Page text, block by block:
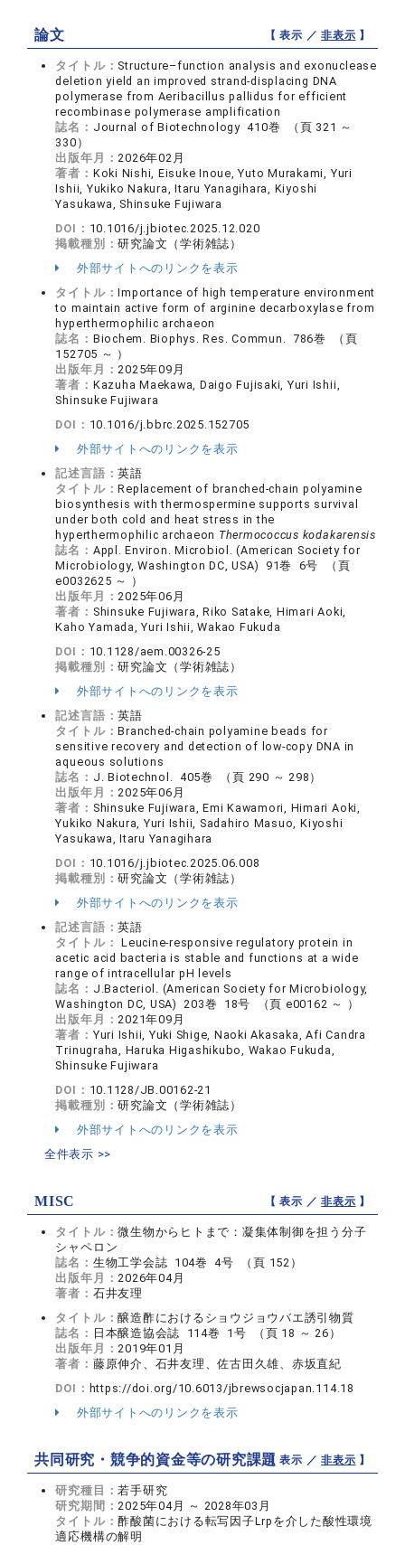
論文 【 表示 ／非表示 】
タイトル： Structure–function analysis and exonuclease
deletion yield an improved strand-displacing DNA
polymerase from Aeribacillus pallidus for efficient
recombinase polymerase amplification
誌名： Journal of Biotechnology 410巻 （頁 321 ～
330）
出版年月：2026年02月
著者： Koki Nishi, Eisuke Inoue, Yuto Murakami, Yuri
Ishii, Yukiko Nakura, Itaru Yanagihara, Kiyoshi
Yasukawa, Shinsuke Fujiwara
DOI： 10.1016/j.jbiotec.2025.12.020
掲載種別：研究論文（学術雑誌）
外部サイトへのリンクを表示
タイトル：Importance of high temperature environment
to maintain active form of arginine decarboxylase from
hyperthermophilic archaeon
誌名： Biochem. Biophys. Res. Commun. 786巻 （頁
152705 ～ ）
出版年月：2025年09月
著者： Kazuha Maekawa, Daigo Fujisaki, Yuri Ishii,
Shinsuke Fujiwara
DOI： 10.1016/j.bbrc.2025.152705
外部サイトへのリンクを表示
記述言語：英語
タイトル：Replacement of branched-chain polyamine
biosynthesis with thermospermine supports survival
under both cold and heat stress in the
hyperthermophilic archaeon Thermococcus kodakarensis
誌名： Appl. Environ. Microbiol. (American Society for
Microbiology, Washington DC, USA) 91巻 6号 （頁
e0032625 ～ ）
出版年月：2025年06月
著者： Shinsuke Fujiwara, Riko Satake, Himari Aoki,
Kaho Yamada, Yuri Ishii, Wakao Fukuda
DOI： 10.1128/aem.00326-25
掲載種別：研究論文（学術雑誌）
外部サイトへのリンクを表示
記述言語：英語
タイトル：Branched-chain polyamine beads for
sensitive recovery and detection of low-copy DNA in
aqueous solutions
誌名： J. Biotechnol. 405巻 （頁 290 ～ 298）
出版年月：2025年06月
著者： Shinsuke Fujiwara, Emi Kawamori, Himari Aoki,
Yukiko Nakura, Yuri Ishii, Sadahiro Masuo, Kiyoshi
Yasukawa, Itaru Yanagihara
DOI： 10.1016/j.jbiotec.2025.06.008
掲載種別：研究論文（学術雑誌）
外部サイトへのリンクを表示
記述言語：英語
タイトル： Leucine-responsive regulatory protein in
acetic acid bacteria is stable and functions at a wide
range of intracellular pH levels
誌名： J.Bacteriol. (American Society for Microbiology,
Washington DC, USA) 203巻 18号 （頁 e00162 ～ ）
出版年月：2021年09月
著者： Yuri Ishii, Yuki Shige, Naoki Akasaka, Afi Candra
Trinugraha, Haruka Higashikubo, Wakao Fukuda,
Shinsuke Fujiwara
DOI： 10.1128/JB.00162-21
掲載種別：研究論文（学術雑誌）
外部サイトへのリンクを表示
全件表示 >>
MISC 【 表示 ／非表示 】
タイトル：微生物からヒトまで：凝集体制御を担う分子
シャペロン
誌名： 生物工学会誌 104巻 4号 （頁 152）
出版年月：2026年04月
著者： 石井友理
タイトル：醸造酢におけるショウジョウバエ誘引物質
誌名： 日本醸造協会誌 114巻 1号 （頁 18 ～ 26）
出版年月：2019年01月
著者： 藤原伸介、石井友理、佐古田久雄、赤坂直紀
DOI： https://doi.org/10.6013/jbrewsocjapan.114.18
外部サイトへのリンクを表示
共同研究・競争的資金等の研究課題【 表示 ／非表示 】
研究種目：若手研究
研究期間：2025年04月 ～ 2028年03月
タイトル：酢酸菌における転写因子Lrpを介した酸性環境
適応機構の解明